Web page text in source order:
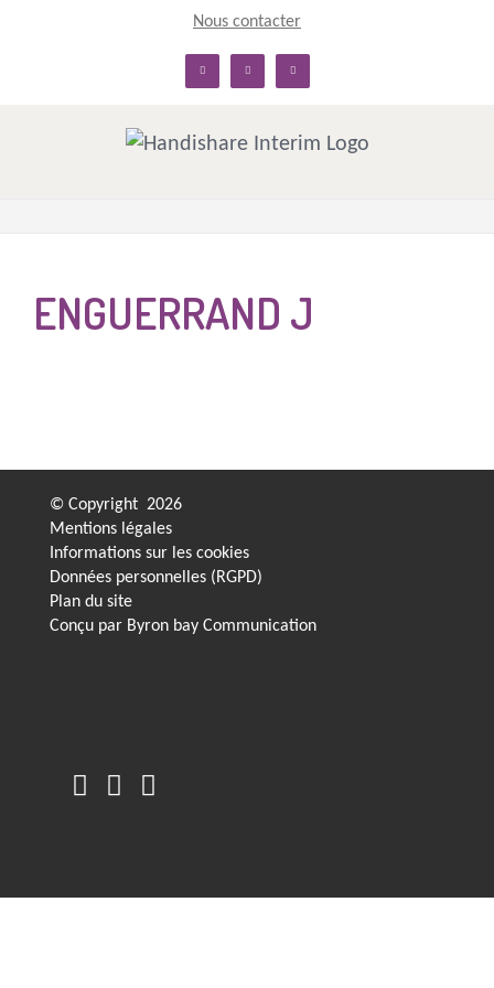
Nous contacter
linkedin facebook twitter
ENGUERRAND J
© Copyright 2026
Mentions légales
Informations sur les cookies
Données personnelles (RGPD)
Plan du site
Conçu par Byron bay Communication